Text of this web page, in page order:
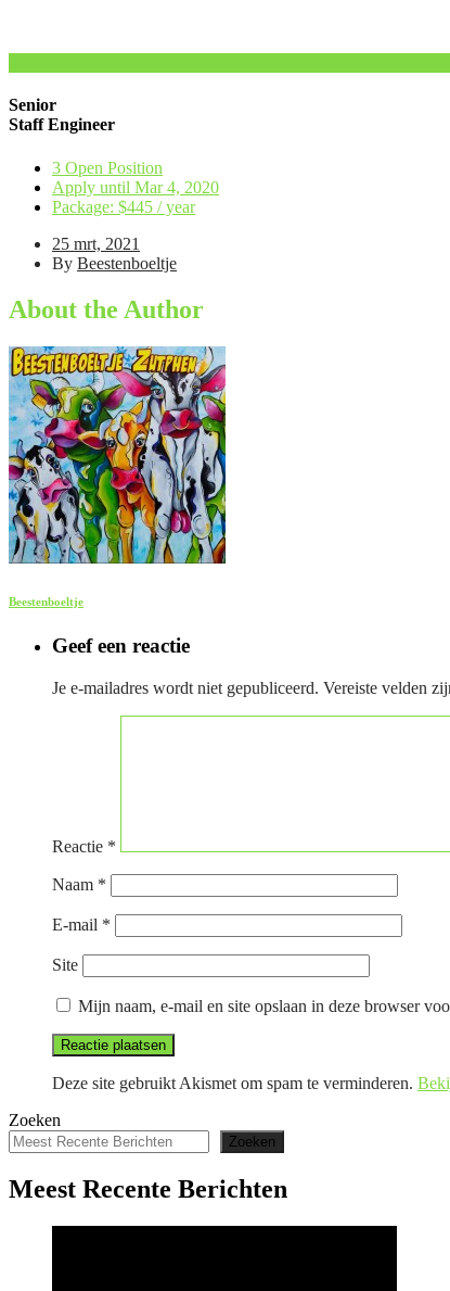
Senior
Staff Engineer
3 Open Position
Apply until Mar 4, 2020
Package: $445 / year
25 mrt, 2021
By Beestenboeltje
About the Author
Beestenboeltje
Geef een reactie
Je e-mailadres wordt niet gepubliceerd. Vereiste velden
Reactie *
Naam *
E-mail *
Site
Mijn naam, e-mail en site opslaan in deze browser
Deze site gebruikt Akismet om spam te verminderen.
Zoeken
Zoeken
Meest Recente Berichten